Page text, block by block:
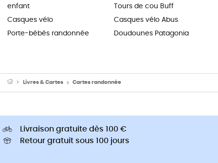
enfant
Casques vélo
Porte-bébés randonnée
Tours de cou Buff
Casques vélo Abus
Doudounes Patagonia
Livres & Cartes Cartes randonnée
Livraison gratuite dès 100 €
Retour gratuit sous 100 jours